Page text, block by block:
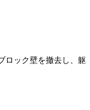
ロック壁を撤去し、躯